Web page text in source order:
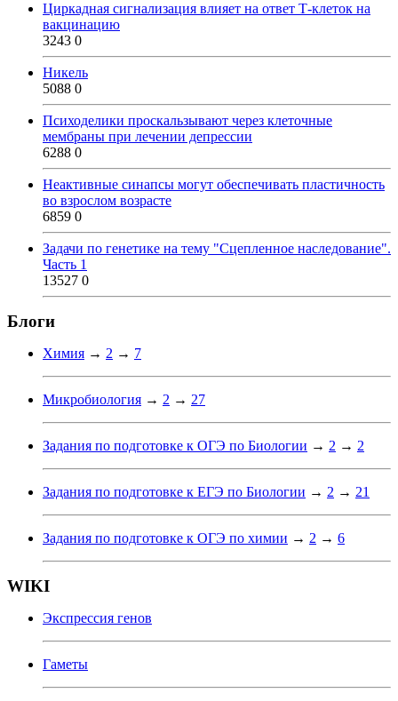
Циркадная сигнализация влияет на ответ Т-клеток на
вакцинацию
3243 0
Никель
5088 0
Психоделики проскальзывают через клеточные
мембраны при лечении депрессии
6288 0
Неактивные синапсы могут обеспечивать пластичность
во взрослом возрасте
6859 0
Задачи по генетике на тему "Сцепленное наследование".
Часть 1
13527 0
Блоги
Химия → 2 → 7
Микробиология → 2 → 27
Задания по подготовке к ОГЭ по Биологии → 2 → 2
Задания по подготовке к ЕГЭ по Биологии → 2 → 21
Задания по подготовке к ОГЭ по химии → 2 → 6
WIKI
Экспрессия генов
Гаметы